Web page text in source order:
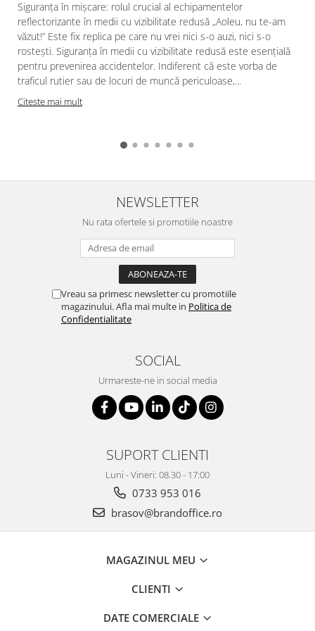
Articole pentru rufe, casa,
geamuri, mobila
Articole pentru birou, suprafete,
pardoseli
Intretinere si odorizante masina
Saci de gunoi
Caiete si blocnotesuri
Stampile, tusiere si tus
Protectia muncii si Imbracaminte
Bluze & Pulovere
Incaltaminte de lucru si protectie
Incaltaminte de oras si munte
Accesorii pentru protectia capului
Ochelari de protectie si viziere
Siguranța în mișcare: rolul crucial al echipamentelor
reflectorizante în medii cu vizibilitate redusă „Aoleu, nu te-am
văzut!” Este fix replica pe care nu vrei nici s-o auzi, nici s-o
rostești. Siguranța în medii cu vizibilitate redusă este esențială
pentru prevenirea accidentelor. Indiferent că este vorba de
traficul rutier sau de locuri de muncă periculoase,...
Citeste mai mult
NEWSLETTER
Nu rata ofertele si promotiile noastre
Vreau sa primesc newsletter cu promotiile
magazinului. Afla mai multe in Politica de
Confidentialitate
SOCIAL
Urmareste-ne in social media
SUPORT CLIENTI
Luni - Vineri: 08.30 - 17:00
0733 953 016
brasov@brandoffice.ro
MAGAZINUL MEU
CLIENTI
DATE COMERCIALE